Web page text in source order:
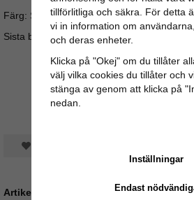
Färg: Svart
Sista bilden är storleksguide med mått.
Spara som favorit
Artikelnummer:
tillförlitliga och säkra. För detta
vi in information om
och deras enheter.
Klicka på "Okej" om du tillåter
välj vilka cookies du tillåter och
stänga av genom att klicka på
nedan.
Inställningar
Endast